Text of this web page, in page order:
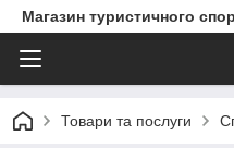
Магазин туристичного
Товари та послуги